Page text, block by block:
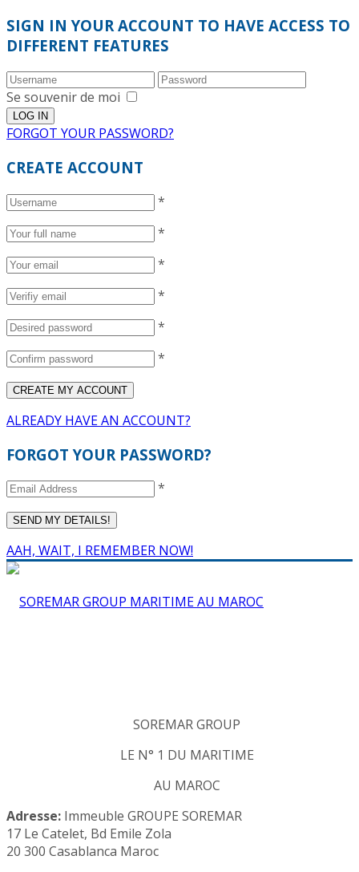
SIGN IN YOUR ACCOUNT TO HAVE ACCESS TO
DIFFERENT FEATURES
Se souvenir de moi
FORGOT YOUR PASSWORD?
CREATE ACCOUNT
*
*
*
*
*
*
ALREADY HAVE AN ACCOUNT?
FORGOT YOUR PASSWORD?
*
AAH, WAIT, I REMEMBER NOW!
SOREMAR GROUP
LE N° 1 DU MARITIME
AU MAROC
Adresse: Immeuble GROUPE SOREMAR
17 Le Catelet, Bd Emile Zola
20 300 Casablanca Maroc